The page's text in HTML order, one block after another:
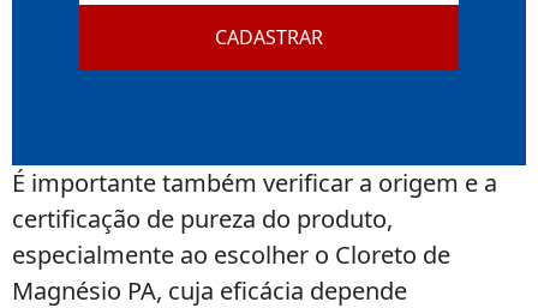
CADASTRAR
É importante também verificar a origem e a
certificação de pureza do produto,
especialmente ao escolher o Cloreto de
Magnésio PA, cuja eficácia depende